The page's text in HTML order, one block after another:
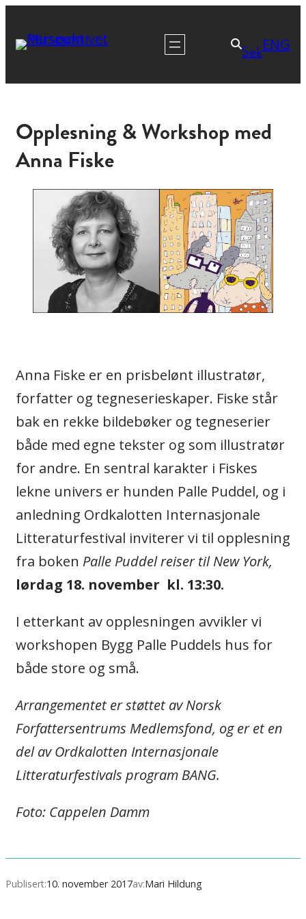
SøkENG
Opplesning & Workshop med
Anna Fiske
Anna Fiske er en prisbelønt illustratør,
forfatter og tegneserieskaper. Fiske står
bak en rekke bildebøker og tegneserier
både med egne tekster og som illustratør
for andre. En sentral karakter i Fiskes
lekne univers er hunden Palle Puddel, og i
anledning Ordkalotten Internasjonale
Litteraturfestival inviterer vi til opplesning
fra boken Palle Puddel reiser til New York,
lørdag 18. november kl. 13:30.
I etterkant av opplesningen avvikler vi
workshopen Bygg Palle Puddels hus for
både store og små.
Arrangementet er støttet av Norsk
Forfattersentrums Medlemsfond, og er et en
del av Ordkalotten Internasjonale
Litteraturfestivals program BANG.
Foto: Cappelen Damm
Publisert:10. november 2017av:Mari Hildung